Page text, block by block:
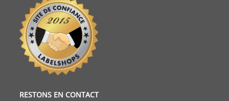
RESTONS EN CONTACT